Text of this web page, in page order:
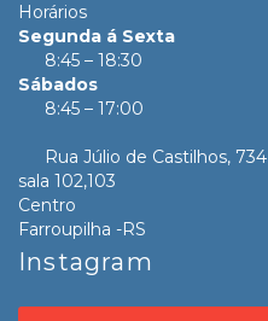
Horários
Segunda á Sexta
8:45 – 18:30
Sábados
8:45 – 17:00
Rua Júlio de Castilhos, 734
sala 102,103
Centro
Farroupilha -RS
Instagram